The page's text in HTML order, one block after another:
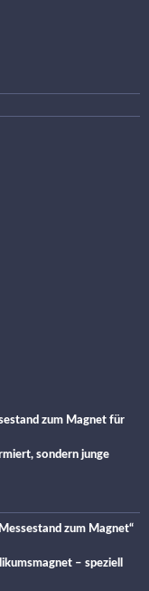
zum Magnet für
sondern junge
zum Magnet“
– speziell